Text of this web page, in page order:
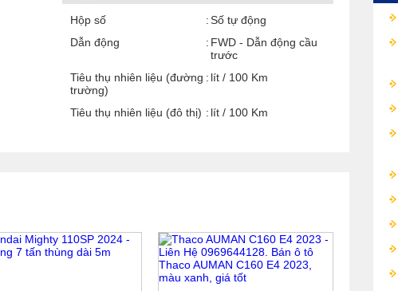
Hộp số
Số tự động
Dẫn động
FWD - Dẫn động cầu
trước
Tiêu thụ nhiên liệu (đường
trường)
lít / 100 Km
Tiêu thụ nhiên liệu (đô thị) lít / 100 Km